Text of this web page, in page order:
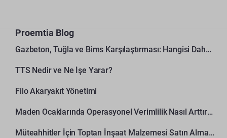
Proemtia Blog
Gazbeton, Tuğla ve Bims Karşılaştırması: Hangisi Daha Avantajlı?
TTS Nedir ve Ne İşe Yarar?
Filo Akaryakıt Yönetimi
Maden Ocaklarında Operasyonel Verimlilik Nasıl Arttırılır?
Müteahhitler İçin Toptan İnşaat Malzemesi Satın Alma Rehberi